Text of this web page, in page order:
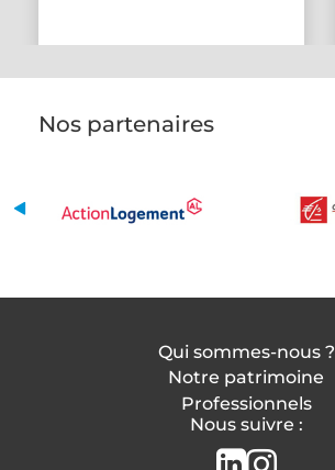
Nos partenaires
Qui sommes-nous ?
Notre patrimoine
Professionnels
Nous suivre :